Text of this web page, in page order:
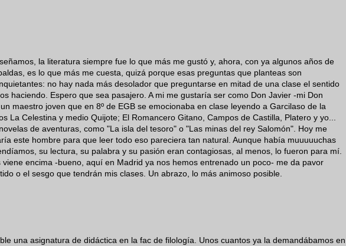
la literatura siempre fue lo que más me gustó y, ahora, con ya algunos años de
es lo que más me cuesta, quizá porque esas preguntas que planteas son
no hay nada más desolador que preguntarse en mitad de una clase el sentido
haciendo. Espero que sea pasajero. A mi me gustaría ser como Don Javier -mi Don
maestro joven que en 8º de EGB se emocionaba en clase leyendo a Garcilaso de la
La Celestina y medio Quijote; El Romancero Gitano, Campos de Castilla, Platero y yo...
de aventuras, como "La isla del tesoro" o "Las minas del rey Salomón". Hoy me
este hombre para que leer todo eso pareciera tan natural. Aunque había muuuuuchas
su lectura, su palabra y su pasión eran contagiosas, al menos, lo fueron para mí.
viene encima -bueno, aquí en Madrid ya nos hemos entrenado un poco- me da pavor
o el sesgo que tendrán mis clases. Un abrazo, lo más animoso posible.
una asignatura de didáctica en la fac de filología. Unos cuantos ya la demandábamos en